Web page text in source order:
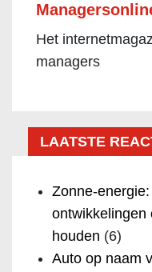
Het
managers
LAATSTE
Zonne-
ontwikkelingen
houden (6)
Auto op naam